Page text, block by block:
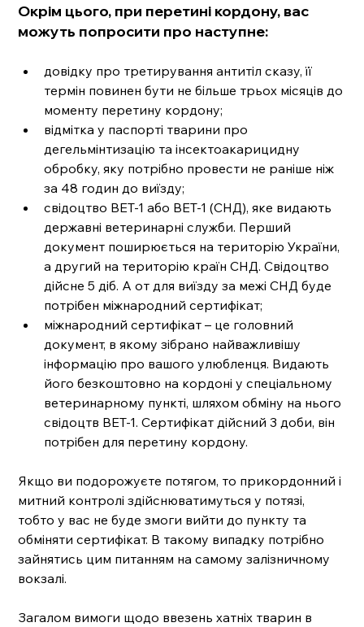
Окрім цього, при перетині кордону, вас
можуть попросити про наступне:
довідку про третирування антитіл сказу, її
термін повинен бути не більше трьох місяців до
моменту перетину кордону;
відмітка у паспорті тварини про
дегельмінтизацію та інсектоакарицидну
обробку, яку потрібно провести не раніше ніж
за 48 годин до виїзду;
свідоцтво ВЕТ-1 або ВЕТ-1 (СНД), яке видають
державні ветеринарні служби. Перший
документ поширюється на територію України,
а другий на територію країн СНД. Свідоцтво
дійсне 5 діб. А от для виїзду за межі СНД буде
потрібен міжнародний сертифікат;
міжнародний сертифікат – це головний
документ, в якому зібрано найважливішу
інформацію про вашого улюбленця. Видають
його безкоштовно на кордоні у спеціальному
ветеринарному пункті, шляхом обміну на нього
свідоцтв ВЕТ-1. Сертифікат дійсний 3 доби, він
потрібен для перетину кордону.
Якщо ви подорожуєте потягом, то прикордонний і
митний контролі здійснюватимуться у потязі,
тобто у вас не буде змоги вийти до пункту та
обміняти сертифікат. В такому випадку потрібно
зайнятись цим питанням на самому залізничному
вокзалі.
Загалом вимоги щодо ввезень хатніх тварин в